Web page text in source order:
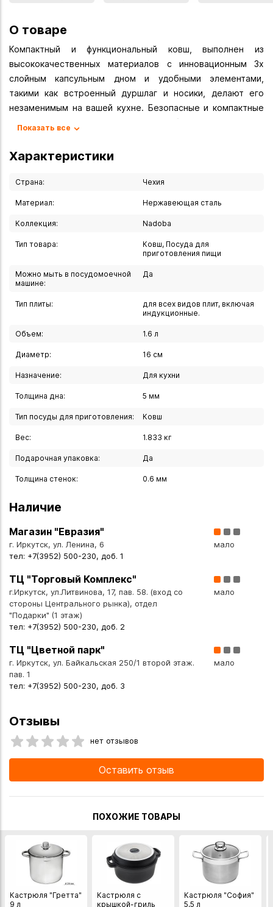
О товаре
Компактный и функциональный ковш, выполнен из
высококачественных материалов с инновационным 3х
слойным капсульным дном и удобными элементами,
такими как встроенный дуршлаг и носики, делают его
незаменимым на вашей кухне. Безопасные и компактные
ручки, прочная конструкция без заклёпок и
включая индукционные, делают его идеальным выбором
как для домашнего, так и для профессионального
использования. Любой шеф-повар оценит его по
Вы можете купить Ковш 1,6 л 16 см DONA в указанных ниже
в интернет-магазине с доставкой курьером по Иркутску
Показать все
Характеристики
Страна: Чехия
Материал: Нержавеющая сталь
Коллекция: Nadoba
Тип товара:
Ковш, Посуда для
приготовления пищи
Можно мыть в посудомоечной
машине:
Да
Тип плиты:
для всех видов плит, включая
индукционные.
Объем: 1.6 л
Диаметр: 16 см
Назначение: Для кухни
Толщина дна: 5 мм
Тип посуды для приготовления: Ковш
Вес: 1.833 кг
Подарочная упаковка: Да
Толщина стенок: 0.6 мм
Наличие
Магазин "Евразия"
г. Иркутск, ул. Ленина, 6
тел: +7(3952) 500-230, доб. 1
мало
ТЦ "Торговый Комплекс"
г.Иркутск, ул.Литвинова, 17, пав. 58. (вход со
стороны Центрального рынка), отдел
"Подарки" (1 этаж)
тел: +7(3952) 500-230, доб. 2
мало
ТЦ "Цветной парк"
г. Иркутск, ул. Байкальская 250/1 второй этаж.
пав. 1
тел: +7(3952) 500-230, доб. 3
мало
Отзывы
нет отзывов
Оставить отзыв
ПОХОЖИЕ ТОВАРЫ
Кастрюля "Гретта"
9 л
Кастрюля с
крышкой-гриль
Кастрюля "София"
5,5 л